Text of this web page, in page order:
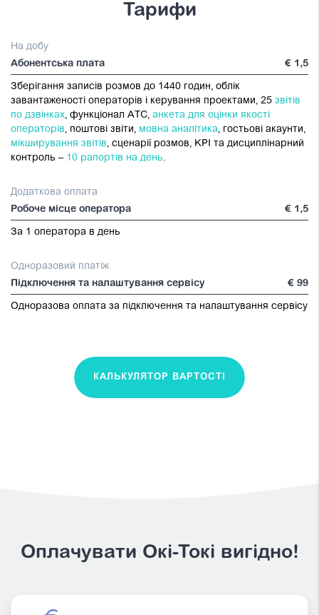
Тарифи
На добу
Абонентська плата
€ 1,5
Зберігання записів розмов до 1440 годин, облік
завантаженості операторів і керування проектами, 25 звітів
по дзвінках, функціонал АТС, анкета для оцінки якості
операторів, поштові звіти, мовна аналітика, гостьові акаунти,
мікширування звітів, сценарії розмов, KPI та дисциплінарний
контроль – 10 рапортів на день.
Додаткова оплата
Робоче місце оператора
€ 1,5
За 1 оператора в день
Одноразовий платіж
Підключення та налаштування сервісу
€ 99
Одноразова оплата за підключення та налаштування сервісу
КАЛЬКУЛЯТОР ВАРТОСТІ
Оплачувати Окі-Токі вигідно!